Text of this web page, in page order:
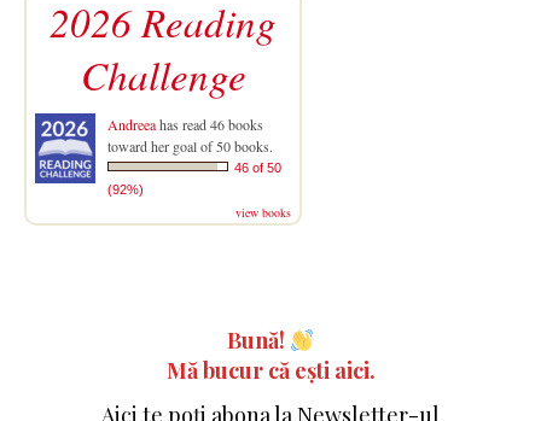
2026 Reading
Challenge
Andreeahas read 46 books
toward her goal of 50 books.
46 of 50
(92%)
view books
Bună!
Mă bucur că ești aici.